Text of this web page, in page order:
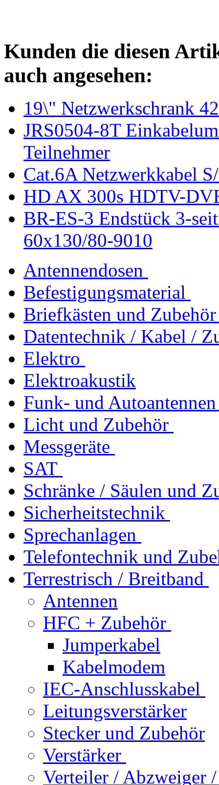
Kunden die diesen
auch angesehen:
19\" Netzwerkschrank
JRS0504-8T
Teilnehmer
Cat.6A Netzwerkkabel
HD AX 300s HDTV-
BR-ES-3 Endstück 3-
60x130/80-9010
Antennendosen
Befestigungsmaterial
Briefkästen und Zubehör
Datentechnik / Kabel /
Elektro
Elektroakustik
Funk- und Autoantennen
Licht und Zubehör
Messgeräte
SAT
Schränke / Säulen und
Sicherheitstechnik
Sprechanlagen
Telefontechnik und
Terrestrisch / Breitband
Antennen
HFC + Zubehör
Jumperkabel
Kabelmodem
IEC-Anschlusskabel
Leitungsverstärker
Stecker und Zubehör
Verstärker
Verteiler / Abzweiger